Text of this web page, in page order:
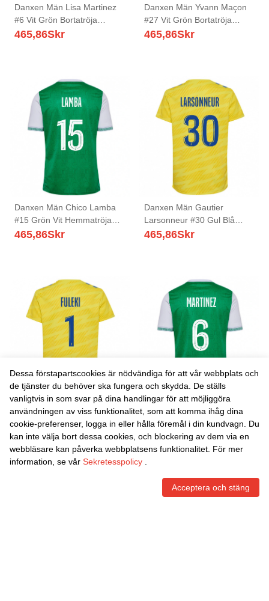
Danxen Män Lisa Martinez
#6 Vit Grön Bortatröja
Matchtröjor 2025/26 Tröjor
465,86Skr
Danxen Män Yvann Maçon
#27 Vit Grön Bortatröja
Matchtröjor 2025/26 Tröjor
465,86Skr
Danxen Män Chico Lamba
#15 Grön Vit Hemmatröja
Matchtröjor 2025/26 Tröjor
465,86Skr
Danxen Män Gautier
Larsonneur #30 Gul Blå
Målvaktströja 2025/26 T-
465,86Skr
Danxen Män Rafael Fuleki
#1 Gul Blå Målvaktströja
2025/26 T-tröja
465,86Skr
Danxen Män Lisa Martinez
#6 Grön Vit Hemmatröja
Matchtröjor 2025/26 Tröjor
T-Tröja
465,86Skr
Dessa förstapartscookies är nödvändiga för att vår webbplats och
de tjänster du behöver ska fungera och skydda. De ställs
vanligtvis in som svar på dina handlingar för att möjliggöra
användningen av viss funktionalitet, som att komma ihåg dina
cookie-preferenser, logga in eller hålla föremål i din kundvagn. Du
kan inte välja bort dessa cookies, och blockering av dem via en
webbläsare kan påverka webbplatsens funktionalitet. För mer
information, se vår Sekretesspolicy
Acceptera och stäng